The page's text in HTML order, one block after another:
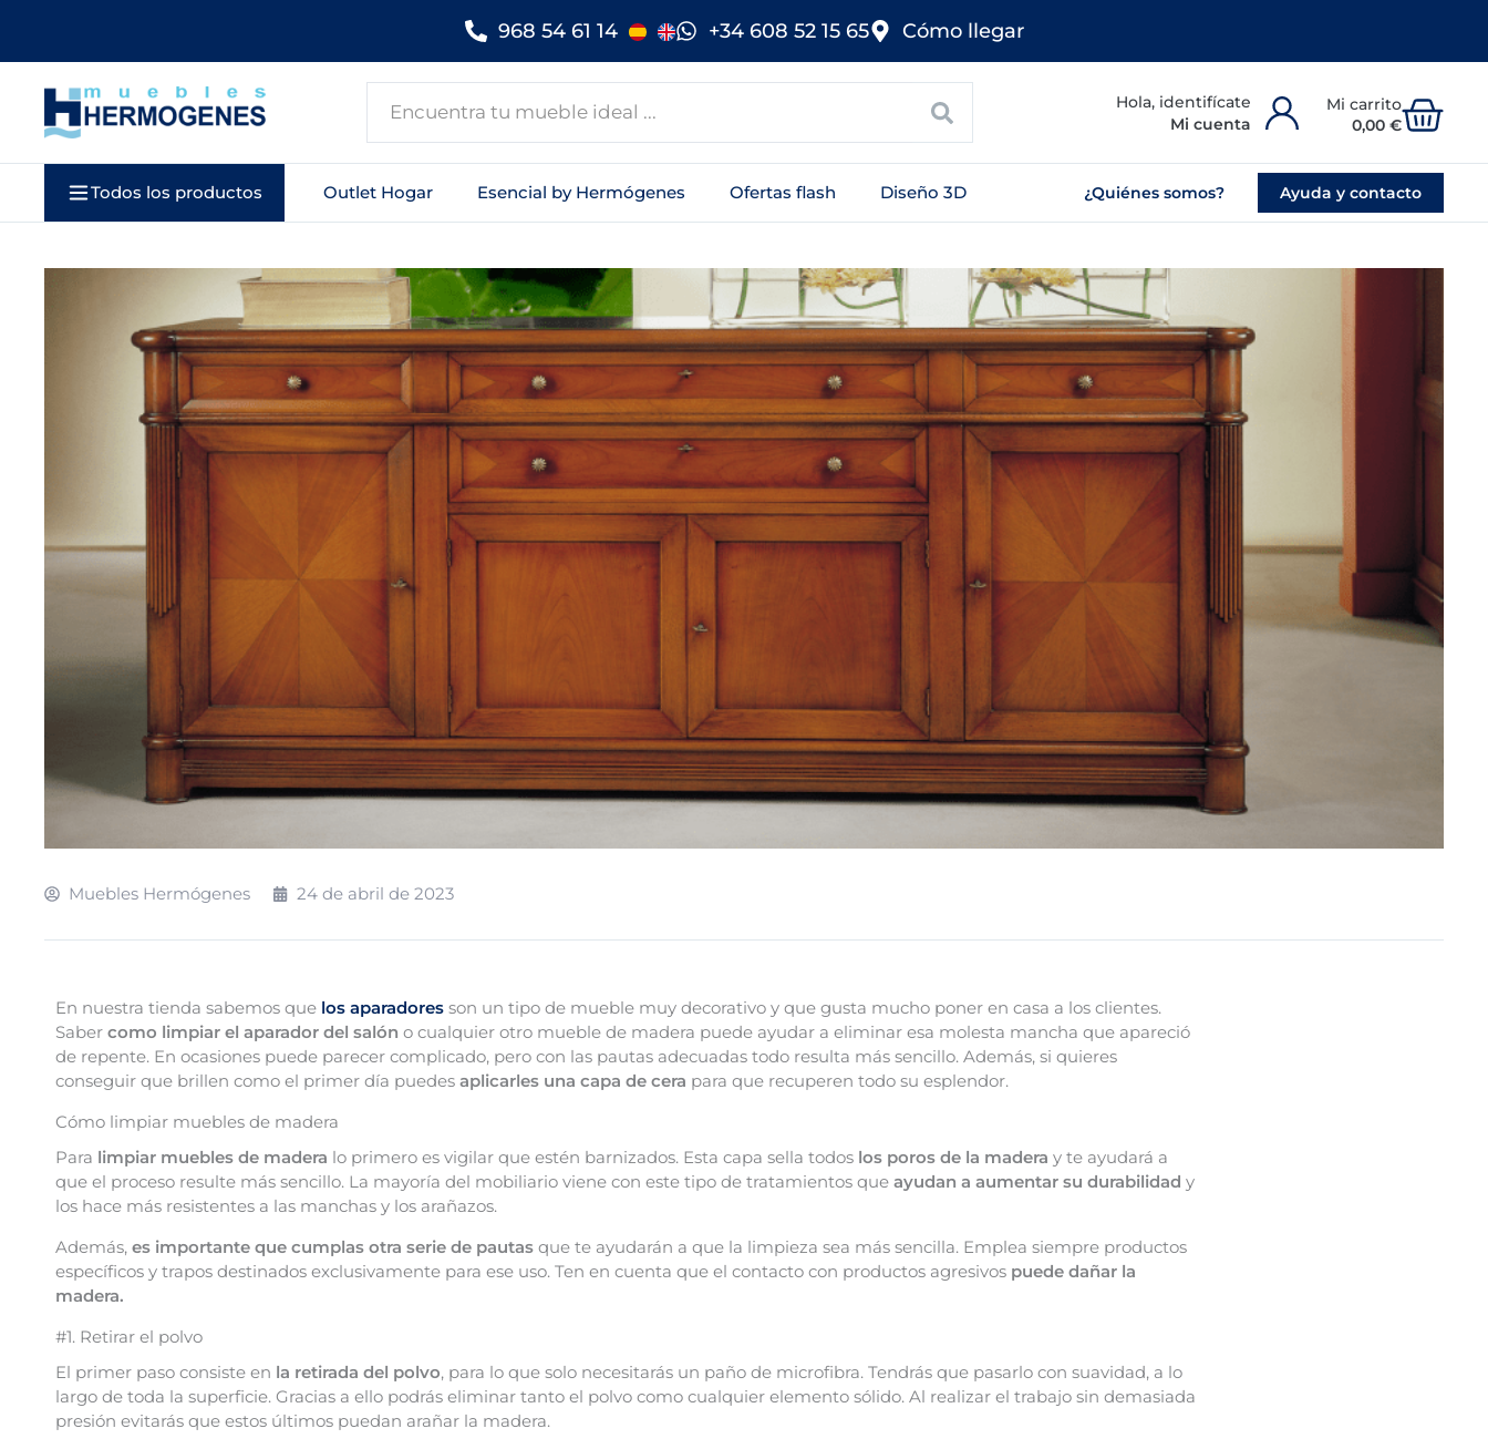
contenido
968 54 61 14 +34 608 52 15 65 Cómo llegar
Mi cuenta 0,00 €
Todos los productos Outlet Hogar Esencial by Hermógenes Ofertas flash Diseño 3D ¿Quiénes somos? Ayuda y contacto
Muebles Hermógenes 24 de abril de 2023
En nuestra tienda sabemos que los aparadores son un tipo de mueble muy decorativo y que gusta mucho poner en casa a los clientes.
Saber como limpiar el aparador del salón o cualquier otro mueble de madera puede ayudar a eliminar esa molesta mancha que apareció
de repente. En ocasiones puede parecer complicado, pero con las pautas adecuadas todo resulta más sencillo. Además, si quieres
conseguir que brillen como el primer día puedes aplicarles una capa de cera para que recuperen todo su esplendor.
Cómo limpiar muebles de madera
Para limpiar muebles de madera lo primero es vigilar que estén barnizados. Esta capa sella todos los poros de la madera y te ayudará a
que el proceso resulte más sencillo. La mayoría del mobiliario viene con este tipo de tratamientos que ayudan a aumentar su durabilidad y
los hace más resistentes a las manchas y los arañazos.
Además, es importante que cumplas otra serie de pautas que te ayudarán a que la limpieza sea más sencilla. Emplea siempre productos
específicos y trapos destinados exclusivamente para ese uso. Ten en cuenta que el contacto con productos agresivos puede dañar la
madera.
#1. Retirar el polvo
El primer paso consiste en la retirada del polvo, para lo que solo necesitarás un paño de microfibra. Tendrás que pasarlo con suavidad, a lo
largo de toda la superficie. Gracias a ello podrás eliminar tanto el polvo como cualquier elemento sólido. Al realizar el trabajo sin demasiada
presión evitarás que estos últimos puedan arañar la madera.